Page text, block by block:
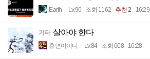
Earth Lv.96 조회 1162 추천 2 16:29
기타 살아야 한다
휴면아이디 Lv.84 조회 608 16:28